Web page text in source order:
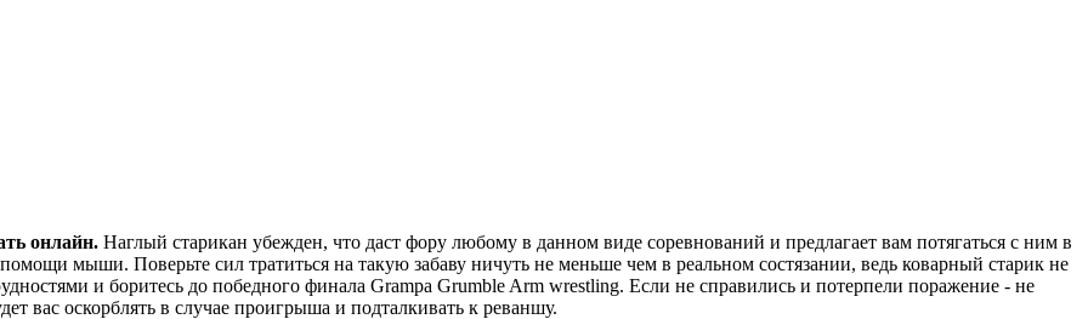
онлайн. Наглый старикан убежден, что даст фору любому в данном виде соревнований и предлагает вам потягаться с ним в
мыши. Поверьте сил тратиться на такую забаву ничуть не меньше чем в реальном состязании, ведь коварный старик не
и боритесь до победного финала Grampa Grumble Arm wrestling. Если не справились и потерпели поражение - не
вас оскорблять в случае проигрыша и подталкивать к реваншу.